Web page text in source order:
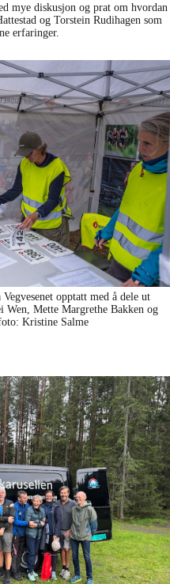
mye diskusjon og prat om hvordan
og Torstein Rudihagen som
erfaringer.
opptatt med å dele ut
Wen, Mette Margrethe Bakken og
Kristine Salme